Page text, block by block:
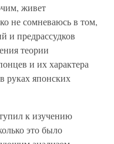
живет
не сомневаюсь в том,
и предрассудков
теории
и их характера
руках японских
к изучению
это было